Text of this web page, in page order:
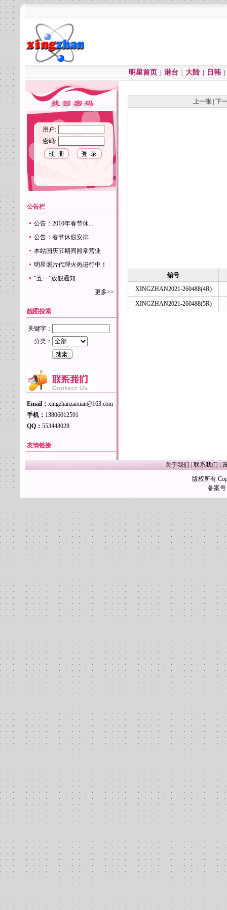
明星首页 港台 大陆 日韩
用户:
密码:
公告栏
公告：2010年春节休...
公告：春节休假安排
本站国庆节期间照常营业
明星照片代理火热进行中！
“五一”放假通知
更多>>
靓图搜索
关键字：
分类：
Email： xingzhanzaixian@163.com
手机： 13806012591
QQ： 553448028
友情链接
上一张 下
编号
XINGZHAN2021-260488(4R)
XINGZHAN2021-260488(5R)
关于我们 联系我们
版权所有
备案号